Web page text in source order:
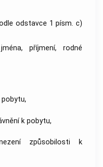
odstavce 1 písm. c)
příjmení, rodné
k pobytu,
způsobilosti k